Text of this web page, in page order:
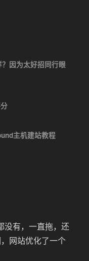
因为太好招同行眼
主机建站教程
没有，一直拖，还
网站优化了一个